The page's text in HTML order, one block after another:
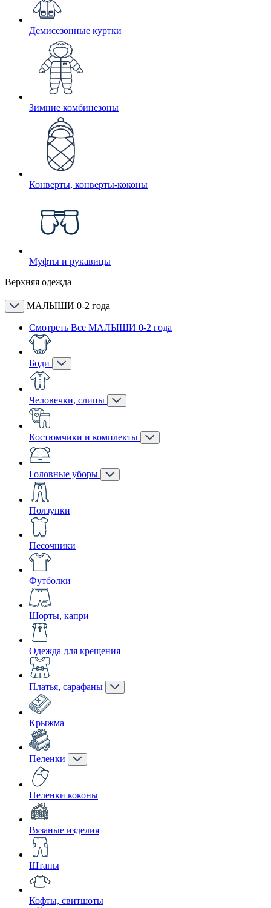
Демисезонные куртки
Зимние комбинезоны
Конверты, конверты-коконы
Муфты и рукавицы
Верхняя одежда
МАЛЫШИ 0-2 года
Смотреть Все МАЛЫШИ 0-2 года
Боди
Человечки, слипы
Костюмчики и комплекты
Головные уборы
Ползунки
Песочники
Футболки
Шорты, капри
Одежда для крещения
Платья, сарафаны
Крыжма
Пеленки
Пеленки коконы
Вязаные изделия
Штаны
Кофты, свитшоты